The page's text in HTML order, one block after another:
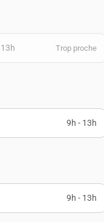
Trop proche
9h - 13h
9h - 13h